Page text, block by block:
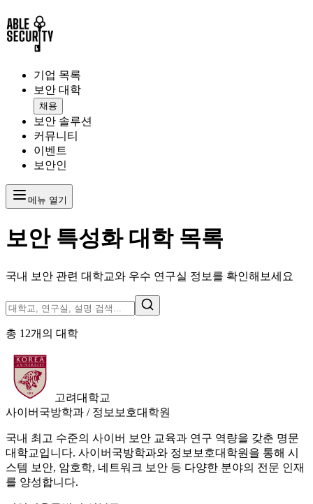
기업 목록
보안 대학
채용
보안 솔루션
커뮤니티
이벤트
보안인
메뉴 열기
보안 특성화 대학 목록
국내 보안 관련 대학교와 우수 연구실 정보를 확인해보세요
총 12개의 대학
고려대학교
사이버국방학과 / 정보보호대학원
국내 최고 수준의 사이버 보안 교육과 연구 역량을 갖춘 명문
대학교입니다. 사이버국방학과와 정보보호대학원을 통해 시
스템 보안, 암호학, 네트워크 보안 등 다양한 분야의 전문 인재
를 양성합니다.